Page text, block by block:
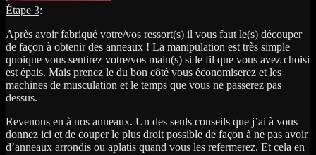
Étape 3:
Après avoir fabriqué votre/vos ressort(s) il vous faut le(s) découper
de façon à obtenir des anneaux ! La manipulation est très simple
quoique vous sentirez votre/vos main(s) si le fil que vous avez choisi
est épais. Mais prenez le du bon côté vous économiserez et les
machines de musculation et le temps que vous ne passerez pas
dessus.
Revenons en à nos anneaux. Un des seuls conseils que j’ai à vous
donnez ici et de couper le plus droit possible de façon à ne pas avoir
d’anneaux arrondis ou aplatis quand vous les refermerez. Et cela en